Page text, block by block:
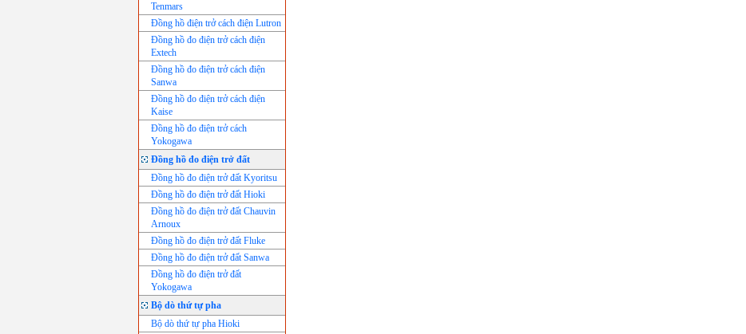
Tenmars
Đồng hồ điện trở cách điện Lutron
Đồng hồ đo điện trở cách điện
Extech
Đồng hồ đo điện trở cách điện
Sanwa
Đồng hồ đo điện trở cách điện
Kaise
Đồng hồ đo điện trở cách
Yokogawa
Đồng hồ đo điện trở đất
Đồng hồ đo điện trở đất Kyoritsu
Đồng hồ đo điện trở đất Hioki
Đồng hồ đo điện trở đất Chauvin
Arnoux
Đồng hồ đo điện trở đất Fluke
Đồng hồ đo điện trở đất Sanwa
Đồng hồ đo điện trở đất
Yokogawa
Bộ dò thứ tự pha
Bộ dò thứ tự pha Hioki